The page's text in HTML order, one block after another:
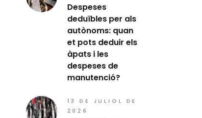
Despeses
deduïbles per als
autònoms: quan
et pots deduir els
àpats i les
despeses de
manutenció?
13 DE JULIOL DE
2026